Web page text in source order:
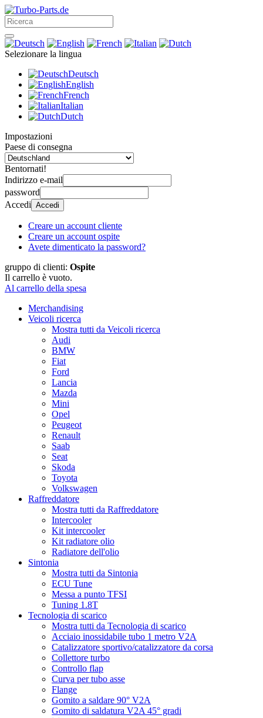
Selezionare la lingua
Deutsch
English
French
Italian
Dutch
Impostazioni
Paese di consegna
Bentornati!
Indirizzo e-mail
password
Accedi Accedi
Creare un account cliente
Creare un account ospite
Avete dimenticato la password?
gruppo di clienti: Ospite
Il carrello è vuoto.
Al carrello della spesa
Merchandising
Veicoli ricerca
Mostra tutti da Veicoli ricerca
Audi
BMW
Fiat
Ford
Lancia
Mazda
Mini
Opel
Peugeot
Renault
Saab
Seat
Skoda
Toyota
Volkswagen
Raffreddatore
Mostra tutti da Raffreddatore
Intercooler
Kit intercooler
Kit radiatore olio
Radiatore dell'olio
Sintonia
Mostra tutti da Sintonia
ECU Tune
Messa a punto TFSI
Tuning 1.8T
Tecnologia di scarico
Mostra tutti da Tecnologia di scarico
Acciaio inossidabile tubo 1 metro V2A
Catalizzatore sportivo/catalizzatore da corsa
Collettore turbo
Controllo flap
Curva per tubo asse
Flange
Gomito a saldare 90° V2A
Gomito di saldatura V2A 45° gradi